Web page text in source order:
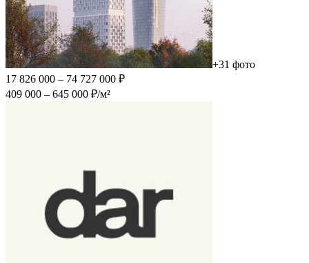
+31 фото
17 826 000 – 74 727 000 ₽
409 000 – 645 000 ₽/м²